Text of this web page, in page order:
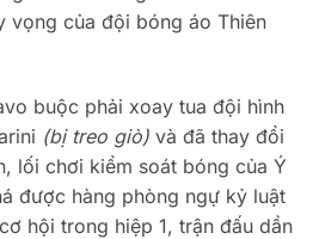
vọng của đội bóng áo Thiên
buộc phải xoay tua đội hình
(bị treo giò) và đã thay đổi
lối chơi kiểm soát bóng của Ý
được hàng phòng ngự kỷ luật
hội trong hiệp 1, trận đấu dần